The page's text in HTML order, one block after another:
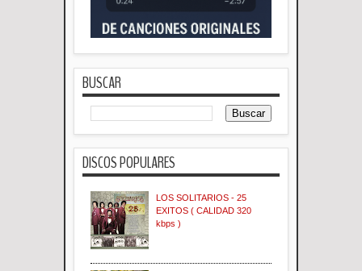
BUSCAR
DISCOS POPULARES
LOS SOLITARIOS - 25
EXITOS ( CALIDAD 320
kbps )